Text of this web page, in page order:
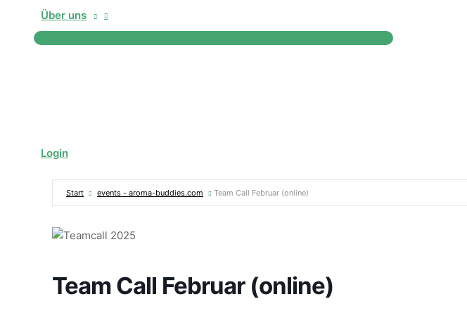
Über uns
Login
Start events - aroma-buddies.com Team Call Februar (online)
Team Call Februar (online)